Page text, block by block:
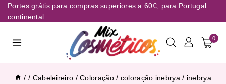
Portes grátis para compras superiores a 60€, para Portugal
continental
0
/ / Cabeleireiro / Coloração / coloração inebrya / inebrya